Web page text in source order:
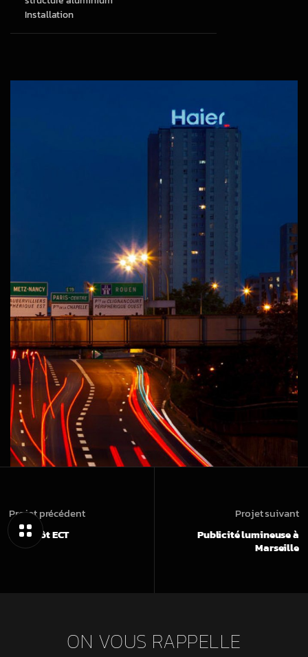
Installation
Projet précédent
Entrepôt ECT
Projet suivant
Publicité lumineuse à
Marseille
ON VOUS RAPPELLE